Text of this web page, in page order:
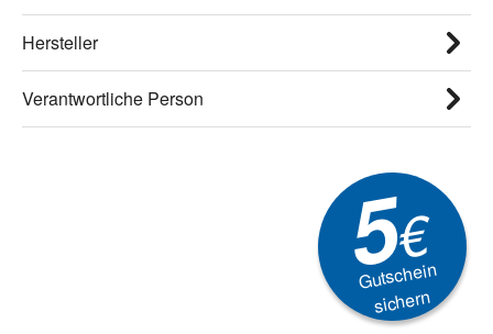
Hersteller
Verantwortliche Person
5€
Gutschein
sichern